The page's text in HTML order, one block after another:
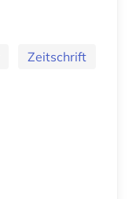
Zeitschrift